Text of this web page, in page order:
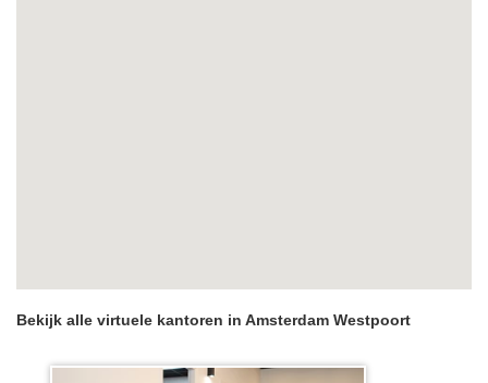
Bekijk alle virtuele kantoren in Amsterdam Westpoort